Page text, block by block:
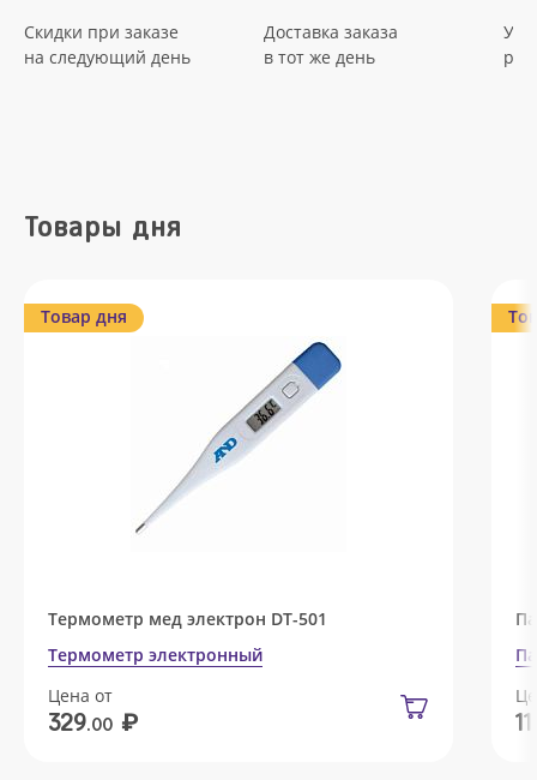
Скидки при заказе
на следующий день
Доставка заказа
в тот же день
Товары дня
Товар дня
Термометр мед электрон DT-501
Термометр электронный
Цена от
329.00 ₽ 11